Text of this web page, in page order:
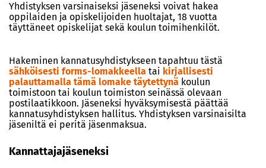
Yhdistyksen varsinaiseksi jäseneksi voivat hakea
oppilaiden ja opiskelijoiden huoltajat, 18 vuotta
täyttäneet opiskelijat sekä koulun toimihenkilöt.
Hakeminen kannatusyhdistykseen tapahtuu tästä
sähköisesti forms-lomakkeella tai kirjallisesti
palauttamalla tämä lomake täytettynä koulun
toimistoon tai koulun toimiston seinässä olevaan
postilaatikkoon. Jäseneksi hyväksymisestä päättää
kannatusyhdistyksen hallitus. Yhdistyksen varsinaisilta
jäseniltä ei peritä jäsenmaksua.
Kannattajajäseneksi